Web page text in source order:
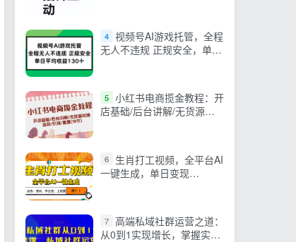
4 视频号AI游戏托管，全程
无人不违规 正规安全，单日
5 小红书电商揽金教程：开
店基础/后台讲解/无货源对
6
生肖打工视频，全平台AI
一键生成，单日变现
7 高端私域社群运营之道：
从0到1实现增长，掌握实战